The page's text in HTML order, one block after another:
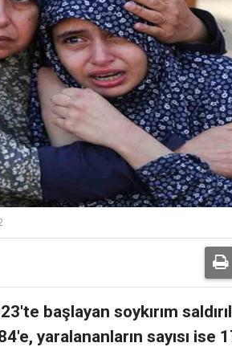
başlayan soykırım
yaralananların sayısı ise